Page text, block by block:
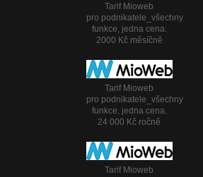
Tarif Mioweb
pro podnikatele_všechny
funkce, jedna cena.
2000 Kč měsíčně
Tarif Mioweb
pro podnikatele_všechny
funkce, jedna cena.
24 000 Kč ročně
Tarif Mioweb